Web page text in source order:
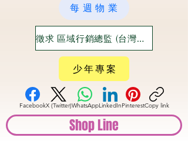
每 週 物 業
徵求 區域行銷總監 (台灣六大都)
少 年 專 案
FacebookX (Twitter)WhatsAppLinkedInPinterestCopy link
Shop Line